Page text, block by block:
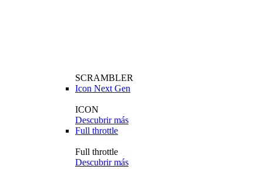
SCRAMBLER
Icon Next Gen
ICON
Descubrir más
Full throttle
Full throttle
Descubrir más